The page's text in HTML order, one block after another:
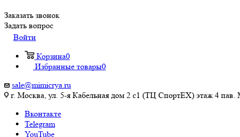
Заказать звонок
Задать вопрос
Войти
Корзина0
Избранные товары0
sale@mimicrya.ru
г. Москва, ул. 5-я Кабельная дом 2 с1 (ТЦ СпортEX) этаж 4 пав.
Вконтакте
Telegram
YouTube